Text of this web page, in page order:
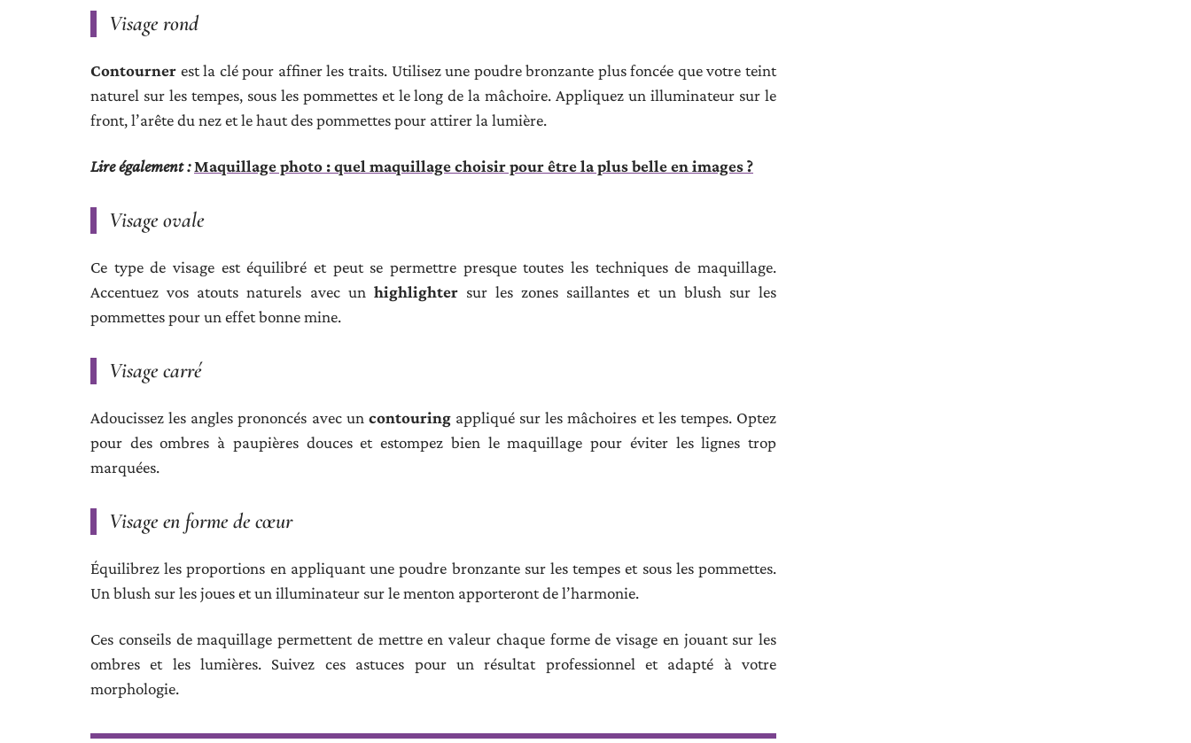
Visage rond
Contourner est la clé pour affiner les traits. Utilisez une poudre bronzante plus foncée que votre teint
naturel sur les tempes, sous les pommettes et le long de la mâchoire. Appliquez un illuminateur sur le
front, l’arête du nez et le haut des pommettes pour attirer la lumière.
Lire également :Maquillage photo : quel maquillage choisir pour être la plus belle en images ?
Visage ovale
Ce type de visage est équilibré et peut se permettre presque toutes les techniques de maquillage.
Accentuez vos atouts naturels avec un highlightersur les zones saillantes et un blush sur les
pommettes pour un effet bonne mine.
Visage carré
Adoucissez les angles prononcés avec un contouringappliqué sur les mâchoires et les tempes. Optez
pour des ombres à paupières douces et estompez bien le maquillage pour éviter les lignes trop
marquées.
Visage en forme de cœur
Équilibrez les proportions en appliquant une poudre bronzante sur les tempes et sous les pommettes.
Un blush sur les joues et un illuminateur sur le menton apporteront de l’harmonie.
Ces conseils de maquillage permettent de mettre en valeur chaque forme de visage en jouant sur les
ombres et les lumières. Suivez ces astuces pour un résultat professionnel et adapté à votre
morphologie.